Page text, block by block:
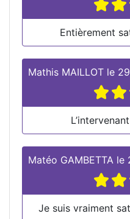
Entièrement
Mathis MAILLOT le
Matéo GAMBETTA le
Je suis vraiment